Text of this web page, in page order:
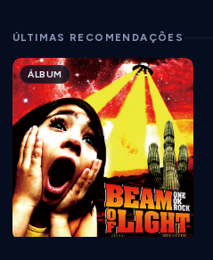
ÚLTIMAS RECOMENDAÇÕES
ÁLBUM